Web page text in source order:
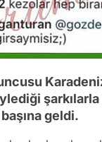
geldi.